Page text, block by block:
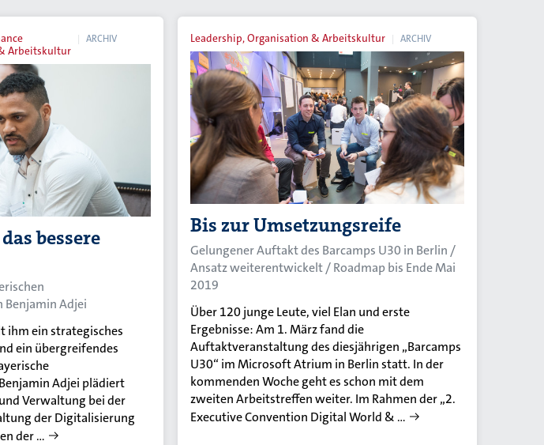
Arbeitskultur
ARCHIV
bessere
Benjamin Adjei
ihm ein strategisches
ein übergreifendes
Adjei plädiert
Verwaltung bei der
der Digitalisierung
der …
Leadership, Organisation & Arbeitskultur ARCHIV
Bis zur Umsetzungsreife
Gelungener Auftakt des Barcamps U30 in Berlin /
Ansatz weiterentwickelt / Roadmap bis Ende Mai
2019
Über 120 junge Leute, viel Elan und erste
Ergebnisse: Am 1. März fand die
Auftaktveranstaltung des diesjährigen „Barcamps
U30“ im Microsoft Atrium in Berlin statt. In der
kommenden Woche geht es schon mit dem
zweiten Arbeitstreffen weiter. Im Rahmen der „2.
Executive Convention Digital World & …